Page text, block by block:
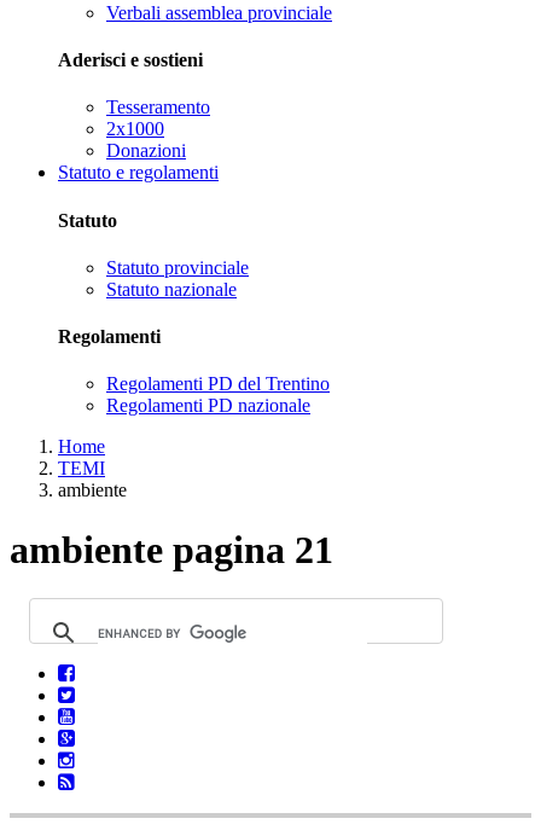
Verbali assemblea provinciale
Aderisci e sostieni
Tesseramento
2x1000
Donazioni
Statuto e regolamenti
Statuto
Statuto provinciale
Statuto nazionale
Regolamenti
Regolamenti PD del Trentino
Regolamenti PD nazionale
Home
TEMI
ambiente
ambiente pagina 21